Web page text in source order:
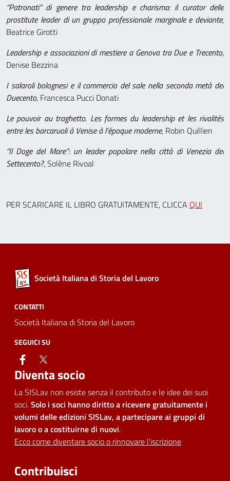
“Patronati” di genere tra leadership e charisma: il curator delle
prostitute leader di un gruppo professionale marginale e deviante,
Beatrice Girotti
Leadership e associazioni di mestiere a Genova tra Due e Trecento,
Denise Bezzina
I salaroli bolognesi e il commercio del sale nella seconda metà del
Duecento, Francesca Pucci Donati
Le pouvoir au traghetto. Les formes du leadership et les rivalités
entre les barcaruoli à Venise à l’époque moderne, Robin Quillien
“Il Doge del Mare”: un leader popolare nella città di Venezia del
Settecento?, Solène Rivoal
PER SCARICARE IL LIBRO GRATUITAMENTE, CLICCA QUI
Società Italiana di Storia del Lavoro
CONTATTI
Società Italiana di Storia del Lavoro
SEGUICI SU
facebook
Diventa socio
La SISLav non esiste senza il contributo e le idee dei suoi
soci.Solo i soci hanno diritto a ricevere gratuitamente i
volumi delle edizioni SISLav, a partecipare ai gruppi di
lavoro o a costituirne di nuovi.
Ecco come diventare socio o rinnovare l'iscrizione
Contribuisci